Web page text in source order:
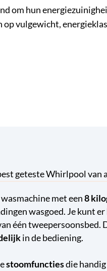
om hun
vulgewicht,
geteste Whirlpool van
met een8
wasgoed. Je kunt
één tweepersoonsbed.
in de bediening.
stoomfunctiesdie